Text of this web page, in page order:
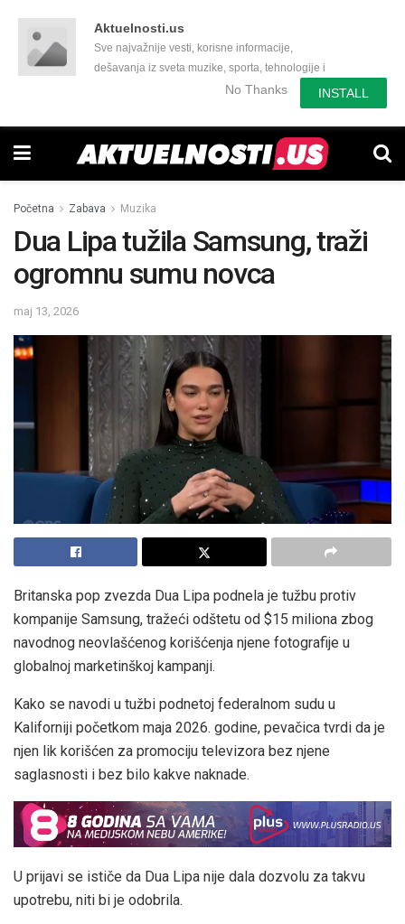
Aktuelnosti.us
Sve najvažnije vesti, korisne informacije,
dešavanja iz sveta muzike, sporta, tehnologije i
još mnogo toga zanimljivog.No Thanks INSTALL
Početna Zabava Muzika
Dua Lipa tužila Samsung, traži
ogromnu sumu novca
maj 13, 2026
Britanska pop zvezda Dua Lipa podnela je tužbu protiv
kompanije Samsung, tražeći odštetu od $15 miliona zbog
navodnog neovlašćenog korišćenja njene fotografije u
globalnoj marketinškoj kampanji.
Kako se navodi u tužbi podnetoj federalnom sudu u
Kaliforniji početkom maja 2026. godine, pevačica tvrdi da je
njen lik korišćen za promociju televizora bez njene
saglasnosti i bez bilo kakve naknade.
U prijavi se ističe da Dua Lipa nije dala dozvolu za takvu
upotrebu, niti bi je odobrila.